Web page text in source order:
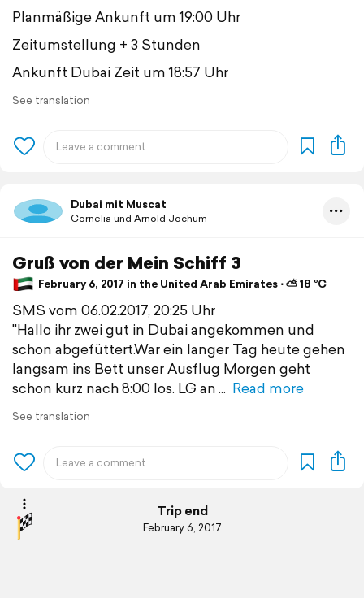
Planmäßige Ankunft um 19:00 Uhr
Zeitumstellung + 3 Stunden
Ankunft Dubai Zeit um 18:57 Uhr
See translation
Dubai mit Muscat
Cornelia und Arnold Jochum
Gruß von der Mein Schiff 3
February 6, 2017 in the United Arab Emirates ⋅ ⛅ 18 °C
SMS vom 06.02.2017, 20:25 Uhr
"Hallo ihr zwei gut in Dubai angekommen und
schon abgefüttert.War ein langer Tag heute gehen
langsam ins Bett unser Ausflug Morgen geht
schon kurz nach 8:00 los. LG an
Read more
See translation
Trip end
February 6, 2017